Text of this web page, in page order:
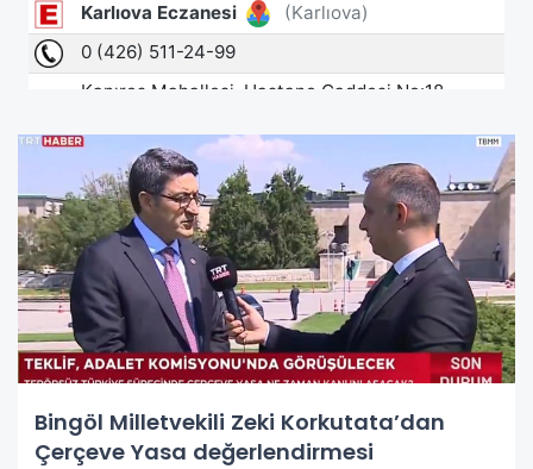
Bingöl Milletvekili Zeki Korkutata’dan
Çerçeve Yasa değerlendirmesi